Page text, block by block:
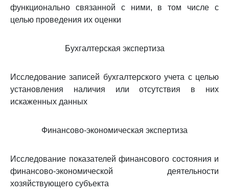
функционально связанной с ними, в том числе с
целью проведения их оценки
Бухгалтерская экспертиза
Исследование записей бухгалтерского учета с целью
установления наличия или отсутствия в них
искаженных данных
Финансово-экономическая экспертиза
Исследование показателей финансового состояния и
финансово-экономической деятельности
хозяйствующего субъекта